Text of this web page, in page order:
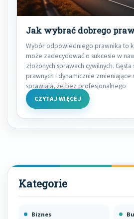
Jak wybrać dobrego
Wybór odpowiedniego prawnika to
może zadecydować o sukcesie w
złożonych sprawach cywilnych.
prawnych i dynamicznie zmieniające
sprawiają, że bez profesjonalnego
CZYTAJ WIĘCEJ
Biznes